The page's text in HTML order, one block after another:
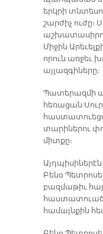
երկրի
շարժիչ ուժը։
Միջին
որուն առջեւ
այլազգիները։
Պատերազմի
հեռացան
տարիներու
միտքը։
Բենօ
բազմաթիւ
հաստատուած
համայնքին